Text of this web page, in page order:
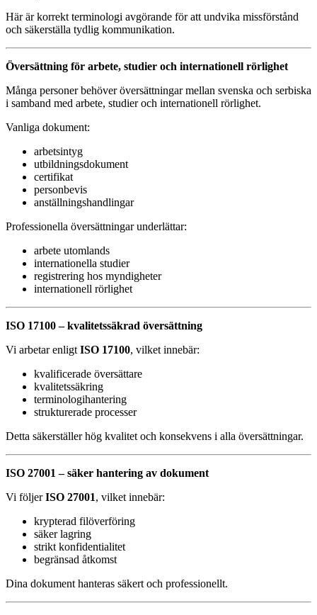
Här är korrekt terminologi avgörande för att undvika missförstånd
och säkerställa tydlig kommunikation.
Översättning för arbete, studier och internationell rörlighet
Många personer behöver översättningar mellan svenska och serbiska
i samband med arbete, studier och internationell rörlighet.
Vanliga dokument:
arbetsintyg
utbildningsdokument
certifikat
personbevis
anställningshandlingar
Professionella översättningar underlättar:
arbete utomlands
internationella studier
registrering hos myndigheter
internationell rörlighet
ISO 17100 – kvalitetssäkrad översättning
Vi arbetar enligt ISO 17100, vilket innebär:
kvalificerade översättare
kvalitetssäkring
terminologihantering
strukturerade processer
Detta säkerställer hög kvalitet och konsekvens i alla översättningar.
ISO 27001 – säker hantering av dokument
Vi följerISO 27001, vilket innebär:
krypterad filöverföring
säker lagring
strikt konfidentialitet
begränsad åtkomst
Dina dokument hanteras säkert och professionellt.